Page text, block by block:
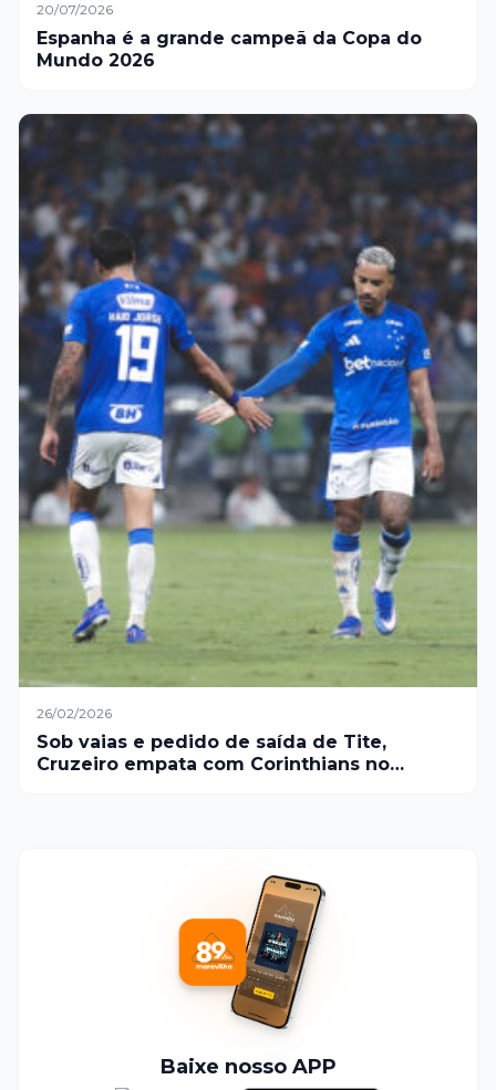
20/07/2026
Espanha é a grande campeã da Copa do
Mundo 2026
26/02/2026
Sob vaias e pedido de saída de Tite,
Cruzeiro empata com Corinthians no
Baixe nosso APP